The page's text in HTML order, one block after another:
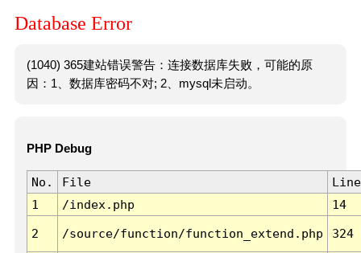
Database Error
(1040) 365建站错误警告：连接数据库失败，可能的原
因：1、数据库密码不对; 2、mysql未启动。
PHP Debug
No. File
Line
1
/index.php 14
2 /source/function/function_extend.php 324